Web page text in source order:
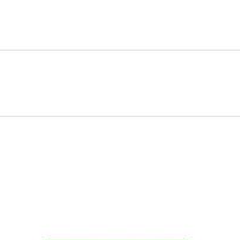
重點與後續分工規劃。
次完成。
解說與簡報式AI旁白影片
解除權合理例外情事適用
銷售之商品為電子書，屬